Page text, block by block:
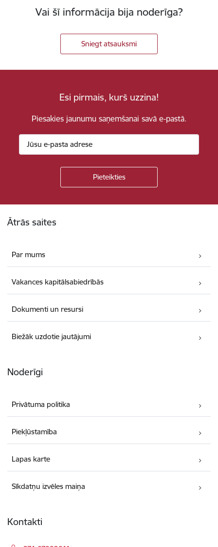
Vai šī informācija bija noderīga?
Sniegt atsauksmi
Esi pirmais, kurš uzzina!
Piesakies jaunumu saņemšanai savā e-pastā.
Ātrās saites
Par mums
Vakances kapitālsabiedrībās
Dokumenti un resursi
Biežāk uzdotie jautājumi
Noderīgi
Privātuma politika
Piekļūstamība
Lapas karte
Sīkdatņu izvēles maiņa
Kontakti